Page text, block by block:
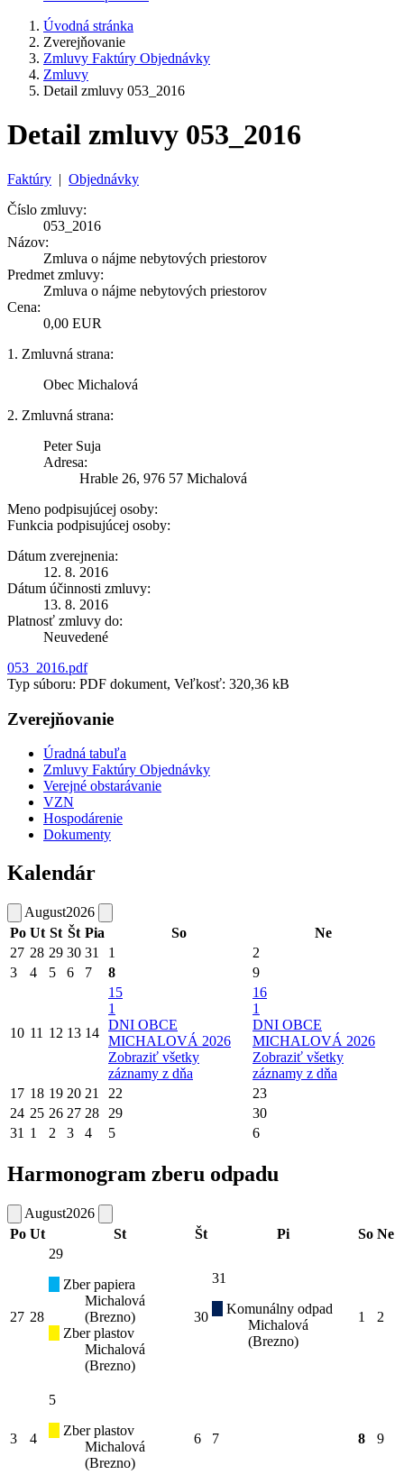
Úvodná stránka
Zverejňovanie
Zmluvy Faktúry Objednávky
Zmluvy
Detail zmluvy 053_2016
Detail zmluvy 053_2016
Faktúry | Objednávky
Číslo zmluvy:
053_2016
Názov:
Zmluva o nájme nebytových priestorov
Predmet zmluvy:
Zmluva o nájme nebytových priestorov
Cena:
0,00 EUR
1. Zmluvná strana:
Obec Michalová
2. Zmluvná strana:
Peter Suja
Adresa:
Hrable 26, 976 57 Michalová
Meno podpisujúcej osoby:
Funkcia podpisujúcej osoby:
Dátum zverejnenia:
12. 8. 2016
Dátum účinnosti zmluvy:
13. 8. 2016
Platnosť zmluvy do:
Neuvedené
053_2016.pdf
Typ súboru: PDF dokument, Veľkosť: 320,36 kB
Zverejňovanie
Úradná tabuľa
Zmluvy Faktúry Objednávky
Verejné obstarávanie
VZN
Hospodárenie
Dokumenty
Kalendár
August2026
Po Ut St Št Pia So
Ne
27 28 29 30 31 1
2
3
4 5 6 7 8 9
10 11 12 13 14
15
1
DNI OBCE
MICHALOVÁ 2026
Zobraziť všetky
záznamy z dňa
16
1
DNI OBCE
MICHALOVÁ 2026
Zobraziť všetky
záznamy z dňa
17 18 19 20 21 22
23
24 25 26 27 28 29
30
31 1 2 3 4 5 6
Harmonogram zberu odpadu
August2026
Po Ut St Št Pi So Ne
27 28
29
Zber papiera
Michalová
(Brezno)
Zber plastov
Michalová
(Brezno)
30
31
Komunálny odpad
Michalová
(Brezno)
1 2
3 4
5
Zber plastov
Michalová
(Brezno)
6 7 8 9